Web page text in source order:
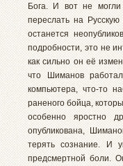
Бога. И вот не
переслать на
останется
подробности, это не
как сильно он её
что Шиманов
компьютера, что-то
раненого бойца,
особенно яростно
опубликована,
терять сознание. И
предсмертной боли.